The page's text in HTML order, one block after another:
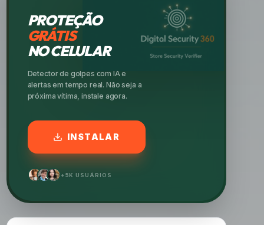
PROTEÇÃO
GRÁTIS
NO CELULAR
Detector de golpes com IA e
alertas em tempo real. Não seja a
próxima vítima, instale agora.
INSTALAR
+5K USUÁRIOS